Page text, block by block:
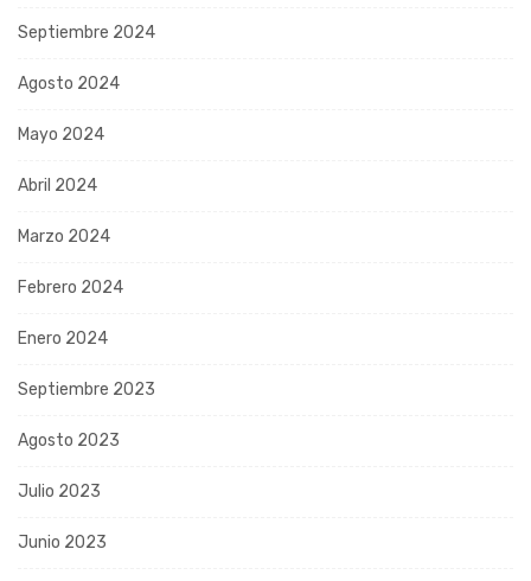
Septiembre 2024
Agosto 2024
Mayo 2024
Abril 2024
Marzo 2024
Febrero 2024
Enero 2024
Septiembre 2023
Agosto 2023
Julio 2023
Junio 2023